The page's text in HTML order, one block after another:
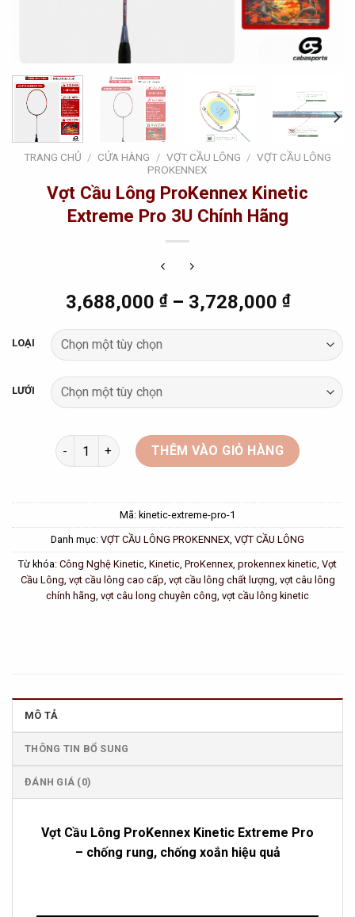
TRANG CHỦ / CỬA HÀNG / VỢT CẦU LÔNG / VỢT CẦU LÔNG
PROKENNEX
Vợt Cầu Lông ProKennex Kinetic
Extreme Pro 3U Chính Hãng
3,688,000 ₫– 3,728,000 ₫
LOẠI
LƯỚI
Vợt Cầu Lông ProKennex Kinetic Extreme Pro 3U
THÊM VÀO GIỎ HÀNG
Mã: kinetic-extreme-pro-1
Danh mục: VỢT CẦU LÔNG PROKENNEX, VỢT CẦU LÔNG
Từ khóa: Công Nghệ Kinetic, Kinetic, ProKennex, prokennex kinetic, Vợt
Cầu Lông, vợt cầu lông cao cấp, vợt cầu lông chất lượng, vợt câu lông
chính hãng, vợt câu long chuyên công, vợt cầu lông kinetic
MÔ TẢ
THÔNG TIN BỔ SUNG
ĐÁNH GIÁ (0)
Vợt Cầu Lông ProKennex Kinetic Extreme Pro
– chống rung, chống xoắn hiệu quả